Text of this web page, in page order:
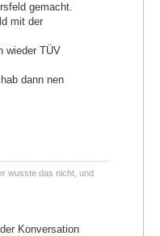
gemacht.
mit der
wieder TÜV
dann nen
wusste das nicht, und
Konversation